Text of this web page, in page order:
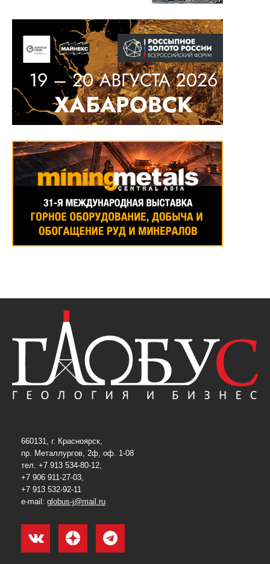
660131, г. Красноярск,
пр. Металлургов, 2ф, оф. 1-08
тел. +7 913 534-80-12,
+7 906 911-27-03,
+7 913 532-92-11
e-mail: globus-j@mail.ru